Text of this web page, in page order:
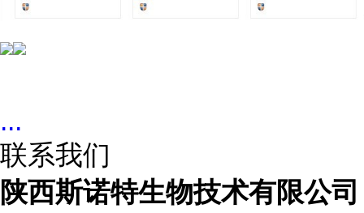
...
联系我们
陕西斯诺特生物技术有限公司